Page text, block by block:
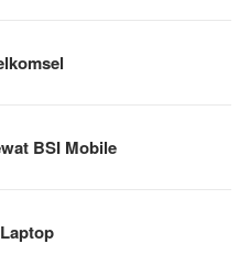
BSI Mobile